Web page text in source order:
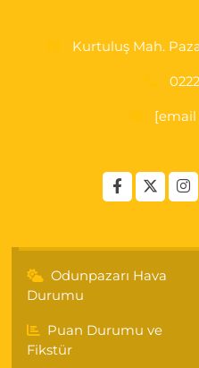
Kurtuluş Mah.
Odunpazarı Hava
Durumu
Puan Durumu ve
Fikstür